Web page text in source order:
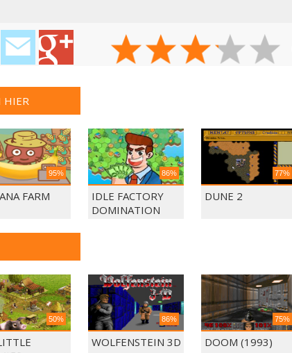
HIER
95%
FARM
86%
IDLE FACTORY
DOMINATION
77%
DUNE 2
50% 86%
WOLFENSTEIN 3D
75%
DOOM (1993)